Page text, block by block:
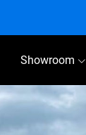
Showroom